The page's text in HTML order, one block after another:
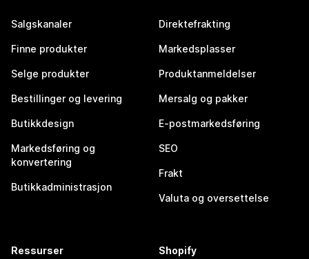
Salgskanaler
Finne produkter
Selge produkter
Bestillinger og levering
Butikkdesign
Markedsføring og
konvertering
Butikkadministrasjon
Direktefrakting
Markedsplasser
Produktanmeldelser
Mersalg og pakker
E-postmarkedsføring
SEO
Frakt
Valuta og oversettelse
Ressurser Shopify